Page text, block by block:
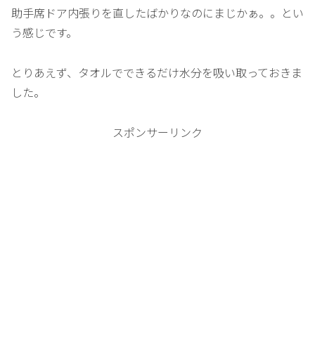
助手席ドア内張りを直したばかりなのにまじかぁ。。とい
う感じです。
とりあえず、タオルでできるだけ水分を吸い取っておきま
した。
スポンサーリンク